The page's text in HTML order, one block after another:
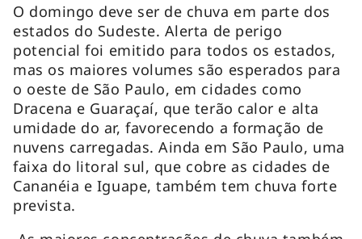
O domingo deve ser de chuva em parte dos
estados do Sudeste. Alerta de perigo
potencial foi emitido para todos os estados,
mas os maiores volumes são esperados para
o oeste de São Paulo, em cidades como
Dracena e Guaraçaí, que terão calor e alta
umidade do ar, favorecendo a formação de
nuvens carregadas. Ainda em São Paulo, uma
faixa do litoral sul, que cobre as cidades de
Cananéia e Iguape, também tem chuva forte
prevista.